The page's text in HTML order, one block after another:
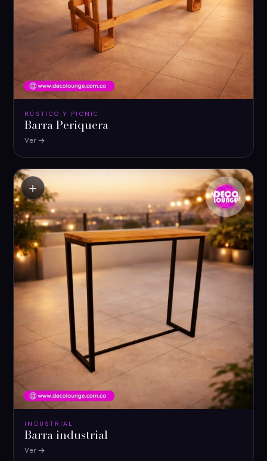
RÚSTICO Y PICNIC
Barra Periquera
Ver
INDUSTRIAL
Barra industrial
Ver
＋